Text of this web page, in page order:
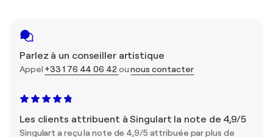
Parlez à un conseiller artistique
Appel +33 1 76 44 06 42 ounous contacter
Les clients attribuent à Singulart la note de 4,9/5
Singulart a reçu la note de 4,9/5 attribuée par plus de